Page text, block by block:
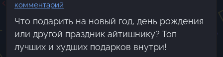
комментарий
Что подарить на новый год, день рождения
или другой праздник айтишнику? Топ
лучших и худших подарков внутри!